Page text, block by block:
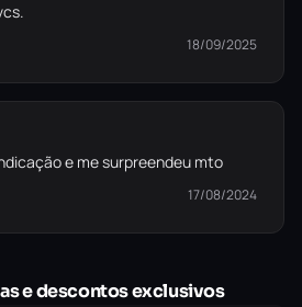
18/09/2025
e me surpreendeu mto
17/08/2024
e descontos exclusivos